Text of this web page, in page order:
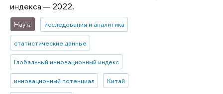
индекса — 2022.
Наука исследования и аналитика
статистические данные
Глобальный инновационный индекс
инновационный потенциал Китай